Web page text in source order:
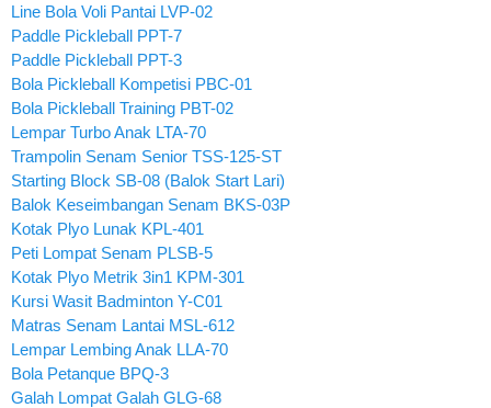
Line Bola Voli Pantai LVP-02
Paddle Pickleball PPT-7
Paddle Pickleball PPT-3
Bola Pickleball Kompetisi PBC-01
Bola Pickleball Training PBT-02
Lempar Turbo Anak LTA-70
Trampolin Senam Senior TSS-125-ST
Starting Block SB-08 (Balok Start Lari)
Balok Keseimbangan Senam BKS-03P
Kotak Plyo Lunak KPL-401
Peti Lompat Senam PLSB-5
Kotak Plyo Metrik 3in1 KPM-301
Kursi Wasit Badminton Y-C01
Matras Senam Lantai MSL-612
Lempar Lembing Anak LLA-70
Bola Petanque BPQ-3
Galah Lompat Galah GLG-68